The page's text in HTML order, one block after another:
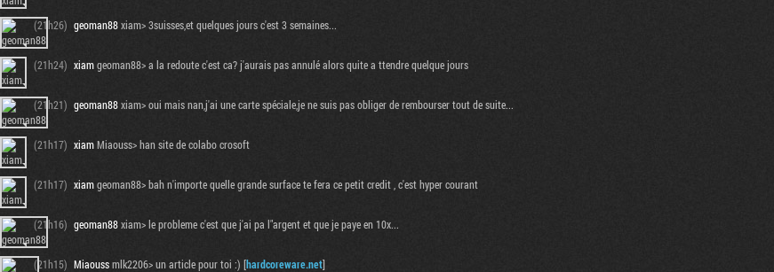
(21h26) geoman88xiam> 3suisses,et quelques jours c'est 3 semaines...
(21h24) xiamgeoman88> a la redoute c'est ca? j'aurais pas annulé alors quite a ttendre quelque jours
(21h21) geoman88xiam> oui mais nan,j'ai une carte spéciale,je ne suis pas obliger de rembourser tout de suite...
(21h17) xiamMiaouss> han site de colabo crosoft
(21h17) xiamgeoman88> bah n'importe quelle grande surface te fera ce petit credit , c'est hyper courant
(21h16) geoman88xiam> le probleme c'est que j'ai pa l"argent et que je paye en 10x...
(21h15) Miaoussmlk2206> un article pour toi :) [hardcoreware.net]